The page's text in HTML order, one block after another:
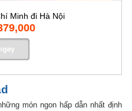
Minh đi Hà Nội
món ngon hấp dẫn nhất định